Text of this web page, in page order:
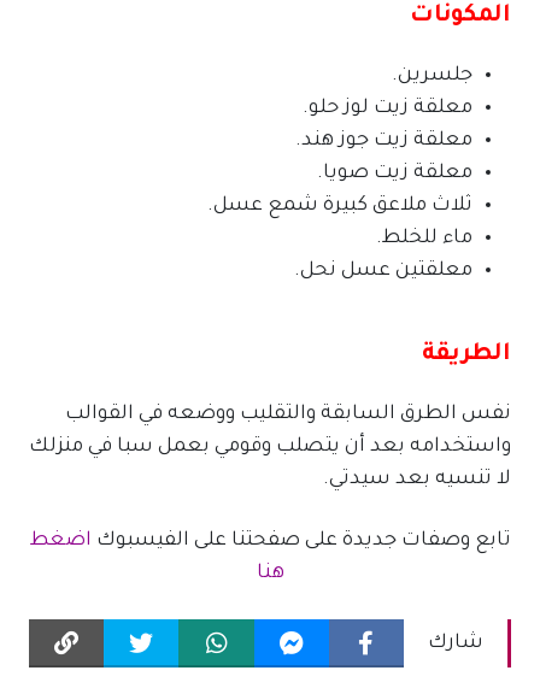
المكونات
جلسرين.
معلقة زيت لوز حلو.
معلقة زيت جوز هند.
معلقة زيت صويا.
ثلاث ملاعق كبيرة شمع عسل.
ماء للخلط.
معلقتين عسل نحل.
الطريقة
نفس الطرق السابقة والتقليب ووضعه في القوالب
واستخدامه بعد أن يتصلب وقومي بعمل سبا في منزلك
لا تنسيه بعد سيدتي.
تابع وصفات جديدة على صفحتنا على الفيسبوك اضغط
هنا
شارك